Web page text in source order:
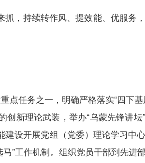
，持续转作风、提效能、优服务
任务之一，明确严格落实“四下基
新理论武装，举办“乌蒙先锋讲坛
设开展党组（党委）理论学习中心
”工作机制。组织党员干部到先进